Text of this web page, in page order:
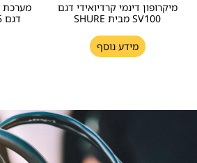
מיקרופון דינמי קרדיואידי דגם
SV100 מבית SHURE
מידע נוסף
מערכת